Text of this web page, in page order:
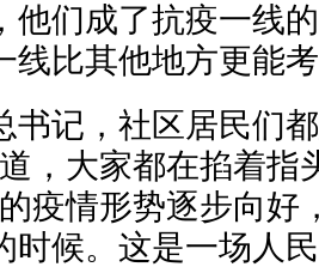
他们成了抗疫一线
线比其他地方更能
记，社区居民们都
，大家都在掐着指
疫情形势逐步向好
时候。这是一场人